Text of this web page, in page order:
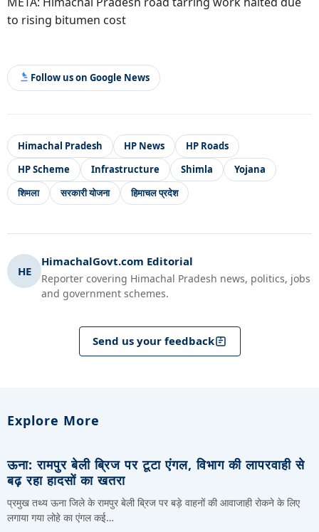
to rising bitumen cost
Follow us on Google News
Himachal Pradesh HP News
HP Roads
HP Scheme
Infrastructure Shimla
Yojana
शिमला
सरकारी योजना हिमाचल प्रदेश
HE
HimachalGovt.com Editorial
Reporter covering Himachal Pradesh news, politics, jobs
and government schemes.
Send us your feedback
Explore More
ऊना: रामपुर बेली ब्रिज पर टूटा एंगल, विभाग की लापरवाही से
बढ़ रहा हादसों का खतरा
प्रमुख तथ्य ऊना जिले के रामपुर बेली ब्रिज पर बड़े वाहनों की आवाजाही रोकने के लिए
लगाया गया लोहे का एंगल कई…